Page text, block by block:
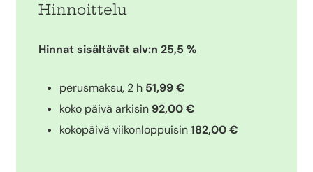
Hinnoittelu
Hinnat sisältävät alv:n 25,5 %
perusmaksu, 2 h 51,99 €
koko päivä arkisin 92,00 €
kokopäivä viikonloppuisin182,00 €